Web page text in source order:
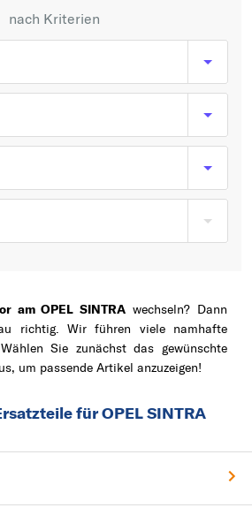
nach Kriterien
am OPEL SINTRA wechseln? Dann
richtig. Wir führen viele namhafte
Sie zunächst das gewünschte
um passende Artikel anzuzeigen!
für OPEL SINTRA